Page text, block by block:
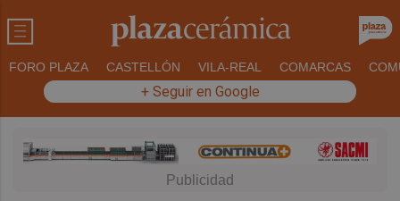
FORO PLAZA CASTELLÓN VILA-REAL COMARCAS
+ Seguir en Google